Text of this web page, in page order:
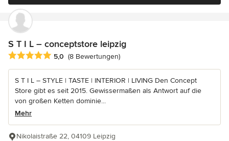
S T I L – conceptstore leipzig
Durchschnittliche Bewertung: 5 von 5 Sternen
5,0 (8 Bewertungen)
S T I L – STYLE | TASTE | INTERIOR | LIVING Den Concept
Store gibt es seit 2015. Gewissermaßen als Antwort auf die
von großen Ketten dominie...
Mehr
Nikolaistraße 22, 04109 Leipzig